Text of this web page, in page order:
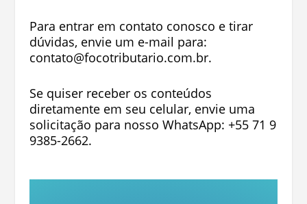
Para entrar em contato conosco e tirar
dúvidas, envie um e-mail para:
contato@focotributario.com.br.
Se quiser receber os conteúdos
diretamente em seu celular, envie uma
solicitação para nosso WhatsApp: +55 71 9
9385-2662.